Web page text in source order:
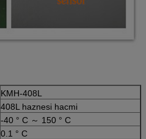
KMH-408L
408L haznesi hacmi
-40 ° C ～ 150 ° C
0.1 ° C